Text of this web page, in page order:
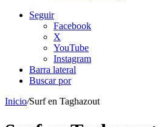
Seguir
Facebook
X
YouTube
Instagram
Barra lateral
Buscar por
Inicio/Surf en Taghazout